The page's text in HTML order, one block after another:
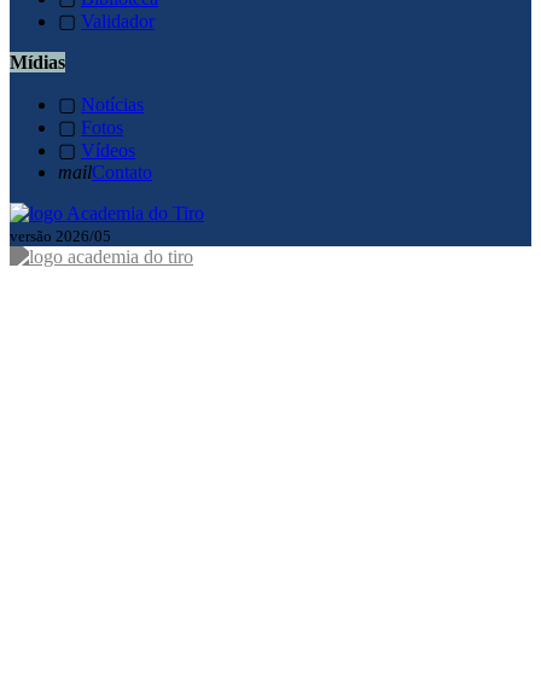
▢ Validador
Mídias
▢ Notícias
▢ Fotos
▢ Vídeos
mailContato
versão 2026/05